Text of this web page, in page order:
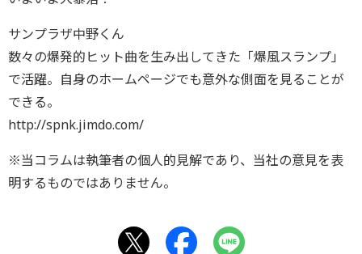
サンプラザ中野くん
数々の爆発的ヒット曲を生み出してきた「爆風スランプ」
で活躍。自身のホームページでも意外な側面を見ることが
できる。
http://spnk.jimdo.com/
※当コラムは執筆者の個人的見解であり、当社の意見を表
明するものではありません。